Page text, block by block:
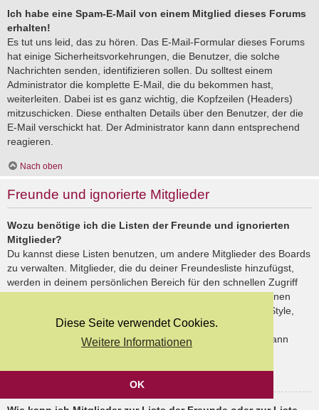
Diese Seite verwendet Cookies.
Weitere Informationen
OK
Ich habe eine Spam-E-Mail von einem Mitglied dieses Forums
erhalten!
Es tut uns leid, das zu hören. Das E-Mail-Formular dieses Forums
hat einige Sicherheitsvorkehrungen, die Benutzer, die solche
Nachrichten senden, identifizieren sollen. Du solltest einem
Administrator die komplette E-Mail, die du bekommen hast,
weiterleiten. Dabei ist es ganz wichtig, die Kopfzeilen (Headers)
mitzuschicken. Diese enthalten Details über den Benutzer, der die
E-Mail verschickt hat. Der Administrator kann dann entsprechend
reagieren.
Nach oben
Freunde und ignorierte Mitglieder
Wozu benötige ich die Listen der Freunde und ignorierten
Mitglieder?
Du kannst diese Listen benutzen, um andere Mitglieder des Boards
zu verwalten. Mitglieder, die du deiner Freundesliste hinzufügst,
werden in deinem persönlichen Bereich für den schnellen Zugriff
aufgelistet. Du siehst dort deren Onlinestatus und kannst ihnen
schnell eine Private Nachricht senden. Abhängig von dem Style,
den du verwendest, können Beiträge deiner Freunde auch
hervorgehoben sein. Wenn du einen Benutzer ignorierst, dann